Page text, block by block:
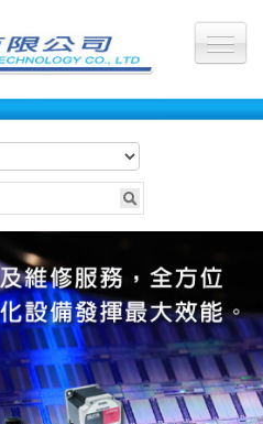
維修照片
維修影片
聯絡我們